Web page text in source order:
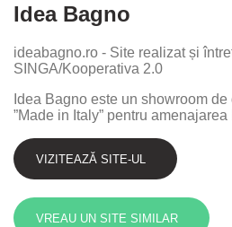
Idea Bagno
ideabagno.ro - Site realizat și
SINGA/Kooperativa 2.0
Idea Bagno este un showroom
”Made in Italy” pentru amenajarea
VIZITEAZĂ SITE-UL
VREAU UN SITE SIMILAR